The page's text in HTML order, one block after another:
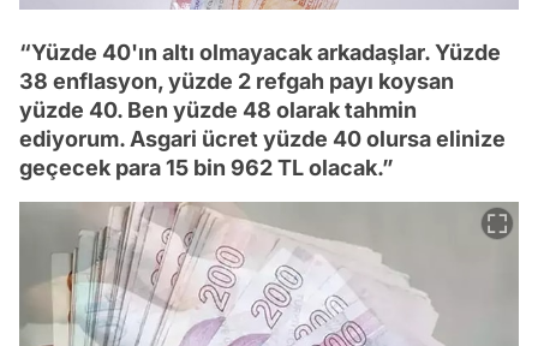
“Yüzde 40'ın altı olmayacak arkadaşlar. Yüzde
38 enflasyon, yüzde 2 refgah payı koysan
yüzde 40. Ben yüzde 48 olarak tahmin
ediyorum. Asgari ücret yüzde 40 olursa elinize
geçecek para 15 bin 962 TL olacak.”